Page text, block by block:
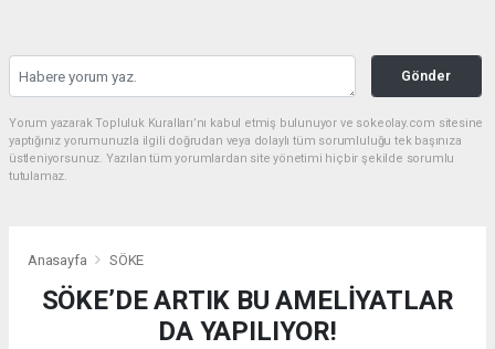
Gönder
Yorum yazarak Topluluk Kuralları’nı kabul etmiş bulunuyor ve sokeolay.com sitesine
yaptığınız yorumunuzla ilgili doğrudan veya dolaylı tüm sorumluluğu tek başınıza
üstleniyorsunuz. Yazılan tüm yorumlardan site yönetimi hiçbir şekilde sorumlu
tutulamaz.
Anasayfa SÖKE
SÖKE’DE ARTIK BU AMELİYATLAR
DA YAPILIYOR!